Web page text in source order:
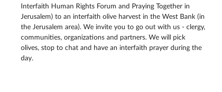
Interfaith Human Rights Forum and Praying Together in
Jerusalem) to an interfaith olive harvest in the West Bank (in
the Jerusalem area). We invite you to go out with us - clergy,
communities, organizations and partners. We will pick
olives, stop to chat and have an interfaith prayer during the
day.